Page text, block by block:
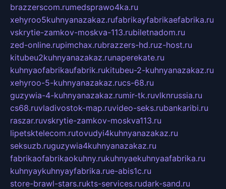
brazzerscom.rumedsprawo4ka.ru
xehyroo5kuhnyanazakaz.rufabrikayfabrikaefabrika.ru
vskrytie-zamkov-moskva-113.rubiletnadom.ru
zed-online.rupimchax.rubrazzers-hd.ruz-host.ru
kitubeu2kuhnyanazakaz.runaperekate.ru
kuhnyaofabrikaufabrik.rukitubeu-2-kuhnyanazakaz.ru
xehyroo-5-kuhnyanazakaz.rucs-68.ru
guzywia-4-kuhnyanazakaz.rumir-tk.ruvlknrussia.ru
cs68.ruvladivostok-map.ruvideo-seks.rubankaribi.ru
raszar.ruvskrytie-zamkov-moskva113.ru
lipetsktelecom.rutovudyi4kuhnyanazakaz.ru
seksuzb.ruguzywia4kuhnyanazakaz.ru
fabrikaofabrikaokuhny.rukuhnyaekuhnyaafabrika.ru
kuhnyaykuhnyayfabrika.rue-abis1c.ru
store-brawl-stars.rukts-services.rudark-sand.ru